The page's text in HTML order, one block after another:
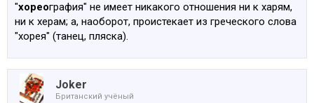
"хореография" не имеет никакого отношения ни к харям,
ни к херам; а, наоборот, проистекает из греческого слова
"хорея" (танец, пляска).
Joker
Британский учёный